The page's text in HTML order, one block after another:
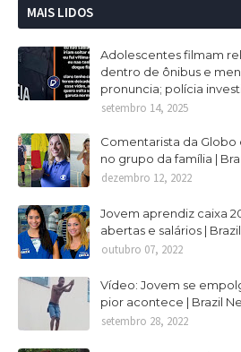
MAIS LIDOS
Adolescentes filmam
dentro de ônibus e
pronuncia; polícia
setembro 14, 2025
Comentarista da Globo
no grupo da família |
dezembro 12, 2022
Jovem aprendiz caixa
abertas e salários |
outubro 07, 2022
Vídeo: Jovem se
pior acontece | Brazil
setembro 28, 2022